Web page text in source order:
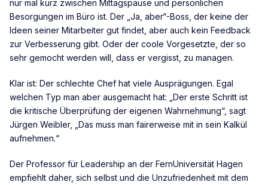
nur mal kurz zwischen Mittagspause und persönlichen
Besorgungen im Büro ist. Der „Ja, aber“-Boss, der keine der
Ideen seiner Mitarbeiter gut findet, aber auch kein Feedback
zur Verbesserung gibt. Oder der coole Vorgesetzte, der so
sehr gemocht werden will, dass er vergisst, zu managen.
Klar ist: Der schlechte Chef hat viele Ausprägungen. Egal
welchen Typ man aber ausgemacht hat: „Der erste Schritt ist
die kritische Überprüfung der eigenen Wahrnehmung“, sagt
Jürgen Weibler, „Das muss man fairerweise mit in sein Kalkül
aufnehmen.“
Der Professor für Leadership an der FernUniversität Hagen
empfiehlt daher, sich selbst und die Unzufriedenheit mit dem